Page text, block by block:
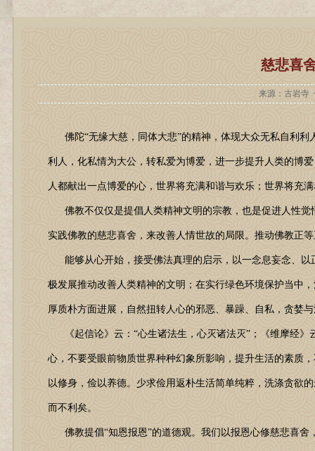
慈悲喜
来源：古岩寺
佛陀“无缘大慈，同体大悲”的精神，体现大众无私自利利
利人，化私情为大公，转私爱为博爱，进一步提升人类的博
人都献出一点博爱的心，世界将充满和谐与欢乐；世界将充
佛教不仅仅是提倡人类精神文明的宗教，也是促进人性觉
实践佛教的慈悲喜舍，来改善人情世故的局限。推动佛教正
能够从心开始，接受佛法真理的启示，以一念息妄念、以
极发展推动改善人类精神的文明；在实行绿色环境保护当中
厚质朴方面进展，自然扭转人心的邪恶、暴躁、自私，贪婪
《起信论》云：“心生诸法生，心灭诸法灭”；《维摩经》
心，不要受眼前物质世界种种幻象所影响，提升生活的素质
以修身，俭以养德。少求俭用返朴生活简单纯粹，洗涤贪欲
而不利矣。
佛教提倡“知恩报恩”的道德观。我们以报恩心修慈悲喜舍